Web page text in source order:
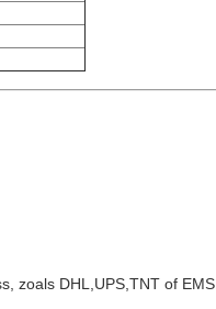
zoals DHL,UPS,TNT of EMS.